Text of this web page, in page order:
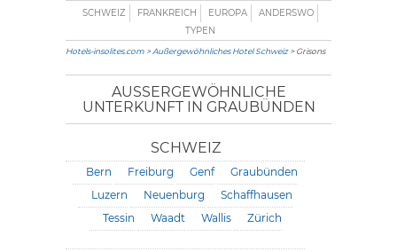
SCHWEIZ FRANKREICH EUROPA
ANDERSWO
TYPEN
Hotels-insolites.com >Außergewöhnliches Hotel Schweiz> Grisons
AUSSERGEWÖHNLICHE U
NTERKUNFT IN GRAUBÜNDEN
SCHWEIZ
Bern Freiburg Genf
Graubünden
Luzern
Neuenburg
Schaffhausen
Tessin
Waadt Wallis Zürich